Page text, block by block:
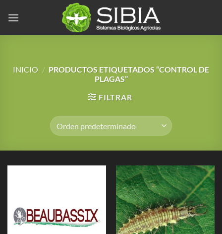
INICIO / PRODUCTOS ETIQUETADOS “CONTROL DE
PLAGAS”
FILTRAR